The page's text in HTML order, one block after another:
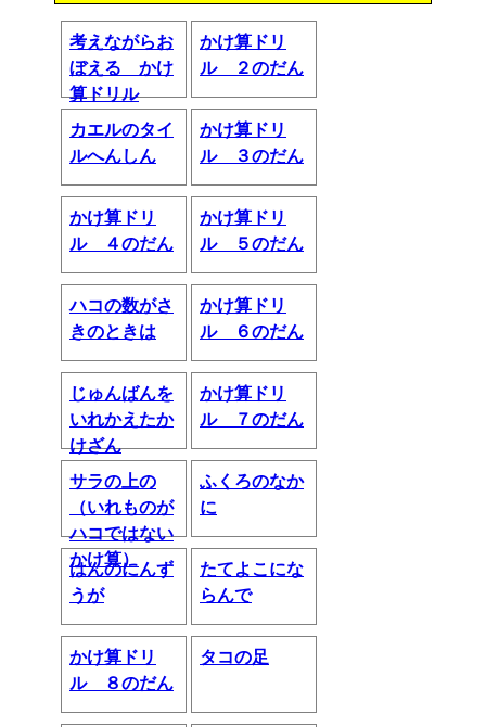
考えながらお
ぼえる かけ
算ドリル
かけ算ドリ
ル ２のだん
カエルのタイ
ルへんしん
かけ算ドリ
ル ３のだん
かけ算ドリ
ル ４のだん
かけ算ドリ
ル ５のだん
ハコの数がさ
きのときは
かけ算ドリ
ル ６のだん
じゅんばんを
いれかえたか
けざん
かけ算ドリ
ル ７のだん
サラの上の
（いれものが
ハコではない
かけ算）
ふくろのなか
に
はんのにんず
うが
たてよこにな
らんで
かけ算ドリ
ル ８のだん
タコの足